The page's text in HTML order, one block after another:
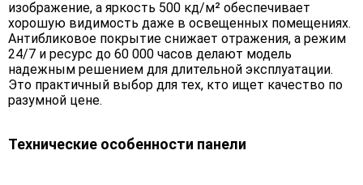
изображение, а яркость 500 кд/м² обеспечивает
хорошую видимость даже в освещенных помещениях.
Антибликовое покрытие снижает отражения, а режим
24/7 и ресурс до 60 000 часов делают модель
надежным решением для длительной эксплуатации.
Это практичный выбор для тех, кто ищет качество по
разумной цене.
Технические особенности панели